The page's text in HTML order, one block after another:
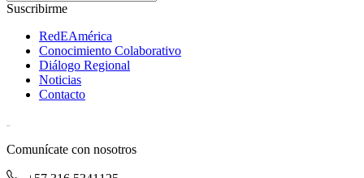
Suscribirme
RedEAmérica
Conocimiento Colaborativo
Diálogo Regional
Noticias
Contacto
Comunícate con nosotros